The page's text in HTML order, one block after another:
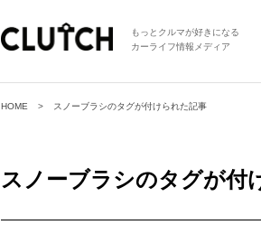
もっとクルマが好きになる
カーライフ情報メディア
HOME スノーブラシのタグが付けられた記事
スノーブラシのタグが付